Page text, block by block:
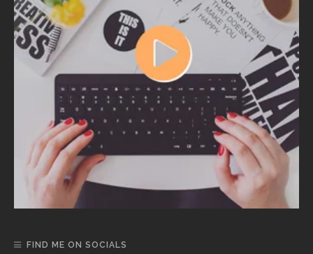
FIND ME ON SOCIALS